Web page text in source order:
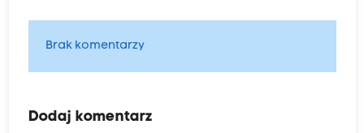
Brak komentarzy
Dodaj komentarz